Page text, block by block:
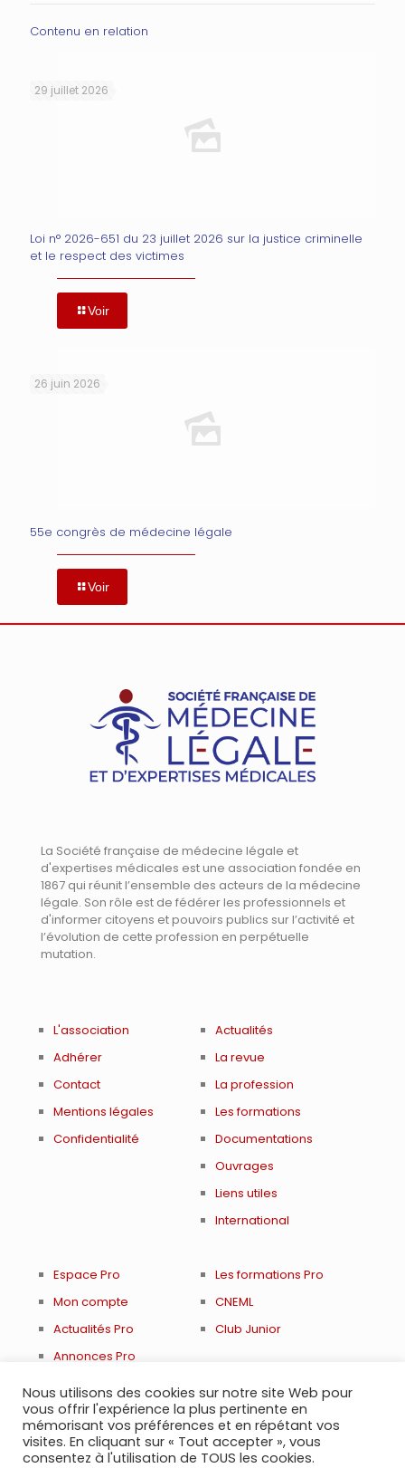
Contenu en relation
29 juillet 2026
Loi n° 2026-651 du 23 juillet 2026 sur la justice criminelle
et le respect des victimes
Voir
26 juin 2026
55e congrès de médecine légale
Voir
La Société française de médecine légale et
d'expertises médicales est une association fondée en
1867 qui réunit l’ensemble des acteurs de la médecine
légale. Son rôle est de fédérer les professionnels et
d'informer citoyens et pouvoirs publics sur l’activité et
l’évolution de cette profession en perpétuelle
mutation.
L'association
Adhérer
Contact
Mentions légales
Confidentialité
Actualités
La revue
La profession
Les formations
Documentations
Ouvrages
Liens utiles
International
Espace Pro
Mon compte
Actualités Pro
Annonces Pro
Renouveler adhésion
Les formations Pro
CNEML
Club Junior
© 2021 Société Française de Médecine Légale et
Nous utilisons des cookies sur notre site Web pour
vous offrir l'expérience la plus pertinente en
mémorisant vos préférences et en répétant vos
visites. En cliquant sur « Tout accepter », vous
consentez à l'utilisation de TOUS les cookies.